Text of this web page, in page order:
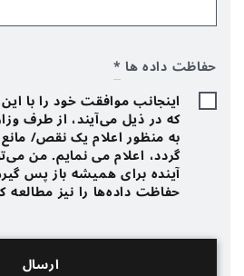
حفاظت داده ها *
اینجانب موافقت خود را با
که در ذیل می‌آیند، از طرف
به منظور اعلام یک نقص/
گردد، اعلام می نمایم. من
آینده برای همیشه باز پس
حفاظت داده‌ها را نیز مطالعه